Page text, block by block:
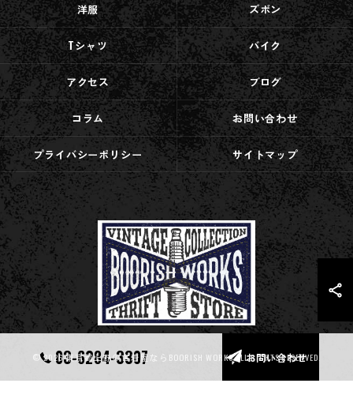
03-6284-3307 お問い合わせ
洋服 ズボン
Tシャツ バイク
アクセス ブログ
コラム お問い合わせ
プライバシーポリシー サイトマップ
© 2026 東京都上野の古着屋ならBOORISH WORKS ALL RIGHTS RESERVED.